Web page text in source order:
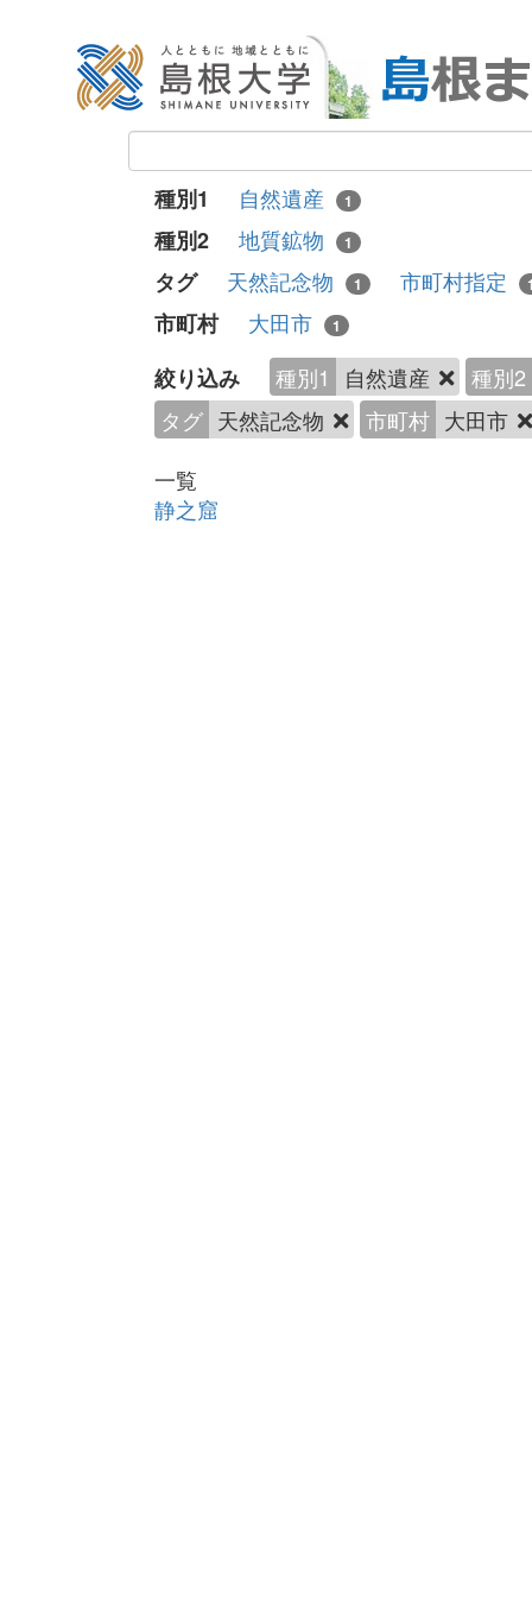
種別1 自然遺産 1
種別2 地質鉱物 1
タグ 天然記念物 1 市町村指定
市町村 大田市 1
絞り込み 種別1 自然遺産
種別2
タグ 天然記念物 市町村 大田市
一覧
静之窟